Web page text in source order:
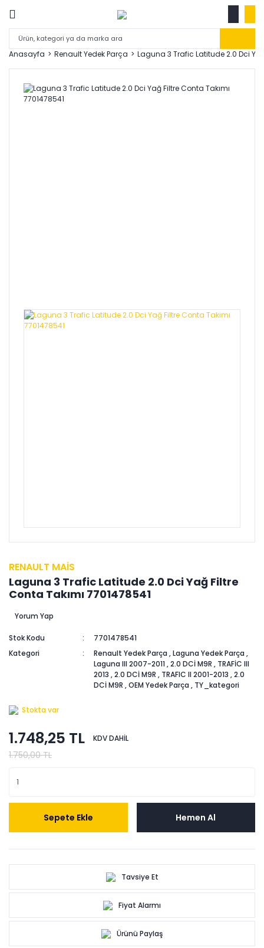
Anasayfa Renault Yedek Parça Laguna 3 Trafic Latitude 2.0 Dci
RENAULT MAİS
Laguna 3 Trafic Latitude 2.0 Dci Yağ Filtre
Conta Takımı 7701478541
Yorum Yap
Stok Kodu
7701478541
Kategori
Renault Yedek Parça ,Laguna Yedek Parça ,
Laguna III 2007-2011,2.0 DCİ M9R , TRAFİC III
2013 ,2.0 DCİ M9R , TRAFIC II 2001-2013 ,2.0
DCİ M9R ,OEM Yedek Parça , TY_kategori
Stokta var
1.748,25 TL KDV DAHİL
1.750,00 TL
Sepete Ekle Hemen Al
Tavsiye Et
Fiyat Alarmı
Ürünü Paylaş